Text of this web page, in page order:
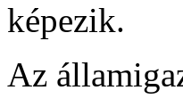
képezik.
Az